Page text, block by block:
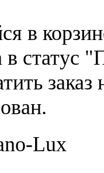
в
в статус
заказ
Lux